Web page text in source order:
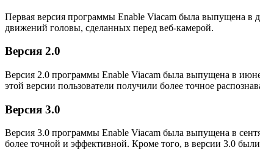
Первая версия программы Enable Viacam была выпущена в
движений головы, сделанных перед веб-камерой.
Версия 2.0
Версия 2.0 программы Enable Viacam была выпущена в
этой версии пользователи получили более точное
Версия 3.0
Версия 3.0 программы Enable Viacam была выпущена в
более точной и эффективной. Кроме того, в версии 3.0